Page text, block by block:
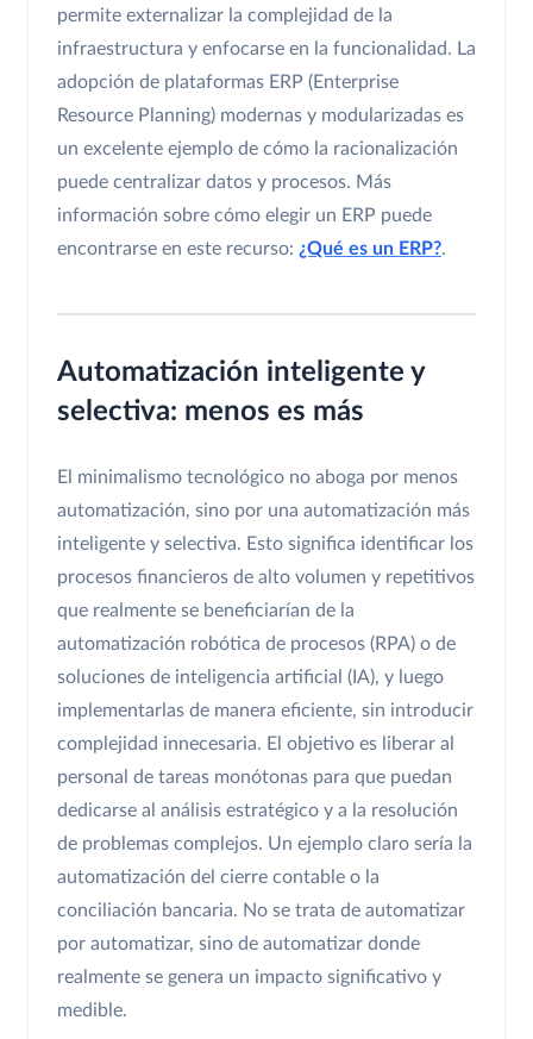
permite externalizar la complejidad de la
infraestructura y enfocarse en la funcionalidad. La
adopción de plataformas ERP (Enterprise
Resource Planning) modernas y modularizadas es
un excelente ejemplo de cómo la racionalización
puede centralizar datos y procesos. Más
información sobre cómo elegir un ERP puede
encontrarse en este recurso: ¿Qué es un ERP?.
Automatización inteligente y
selectiva: menos es más
El minimalismo tecnológico no aboga por menos
automatización, sino por una automatización más
inteligente y selectiva. Esto significa identificar los
procesos financieros de alto volumen y repetitivos
que realmente se beneficiarían de la
automatización robótica de procesos (RPA) o de
soluciones de inteligencia artificial (IA), y luego
implementarlas de manera eficiente, sin introducir
complejidad innecesaria. El objetivo es liberar al
personal de tareas monótonas para que puedan
dedicarse al análisis estratégico y a la resolución
de problemas complejos. Un ejemplo claro sería la
automatización del cierre contable o la
conciliación bancaria. No se trata de automatizar
por automatizar, sino de automatizar donde
realmente se genera un impacto significativo y
medible.